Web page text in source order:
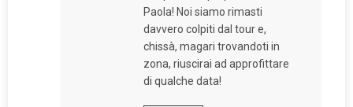
Paola! Noi siamo rimasti
davvero colpiti dal tour e,
chissà, magari trovandoti in
zona, riuscirai ad approfittare
di qualche data!